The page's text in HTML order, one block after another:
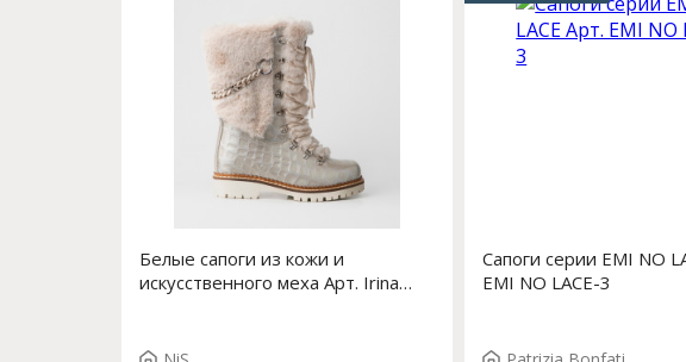
Белые сапоги из кожи и
искусственного меха Арт. Irina
Сапоги серии EMI NO
EMI NO LACE-3